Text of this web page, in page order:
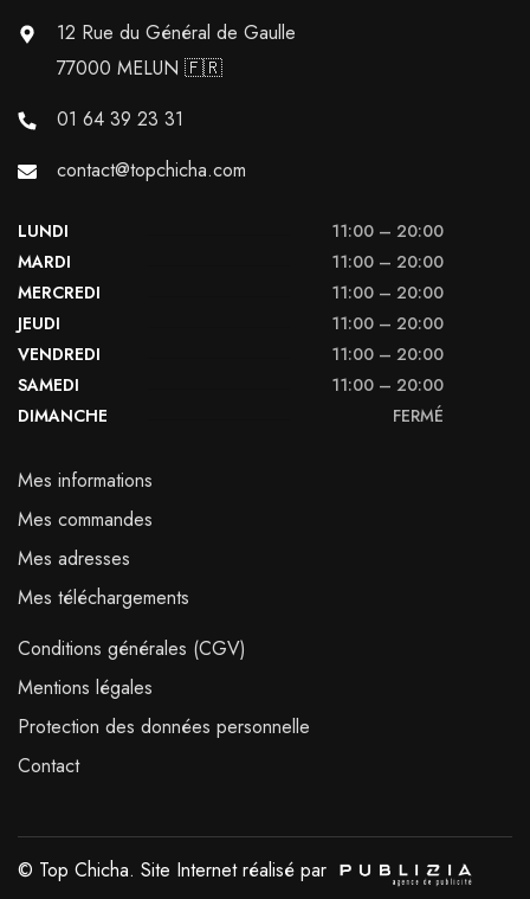
12 Rue du Général de Gaulle
77000 MELUN 🇫🇷
01 64 39 23 31
contact@topchicha.com
LUNDI
11:00 – 20:00
MARDI
11:00 – 20:00
MERCREDI
11:00 – 20:00
JEUDI
11:00 – 20:00
VENDREDI
11:00 – 20:00
SAMEDI
11:00 – 20:00
DIMANCHE
FERMÉ
Mes informations
Mes commandes
Mes adresses
Mes téléchargements
Conditions générales (CGV)
Mentions légales
Protection des données personnelle
Contact
© Top Chicha. Site Internet réalisé par